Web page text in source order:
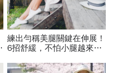
練出勻稱美腿關鍵在伸展！
6招舒緩，不怕小腿越來越